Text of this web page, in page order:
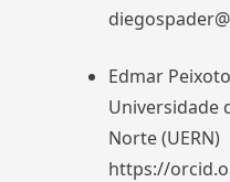
Edmar
Universidade
Norte (UERN)
https://